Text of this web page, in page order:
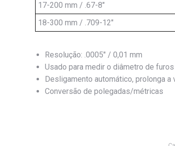
17-200 mm / .67-8"
18-300 mm / .709-12"
Resolução: .0005″ / 0,01 mm
Usado para medir o diâmetro de
Desligamento automático, prolonga a
Conversão de polegadas/métricas